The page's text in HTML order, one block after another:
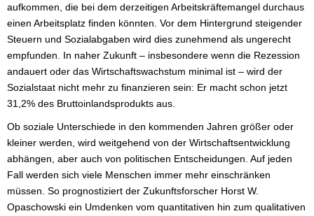
aufkommen, die bei dem derzeitigen Arbeitskräftemangel durchaus
einen Arbeitsplatz finden könnten. Vor dem Hintergrund steigender
Steuern und Sozialabgaben wird dies zunehmend als ungerecht
empfunden. In naher Zukunft – insbesondere wenn die Rezession
andauert oder das Wirtschaftswachstum minimal ist – wird der
Sozialstaat nicht mehr zu finanzieren sein: Er macht schon jetzt
31,2% des Bruttoinlandsprodukts aus.
Ob soziale Unterschiede in den kommenden Jahren größer oder
kleiner werden, wird weitgehend von der Wirtschaftsentwicklung
abhängen, aber auch von politischen Entscheidungen. Auf jeden
Fall werden sich viele Menschen immer mehr einschränken
müssen. So prognostiziert der Zukunftsforscher Horst W.
Opaschowski ein Umdenken vom quantitativen hin zum qualitativen